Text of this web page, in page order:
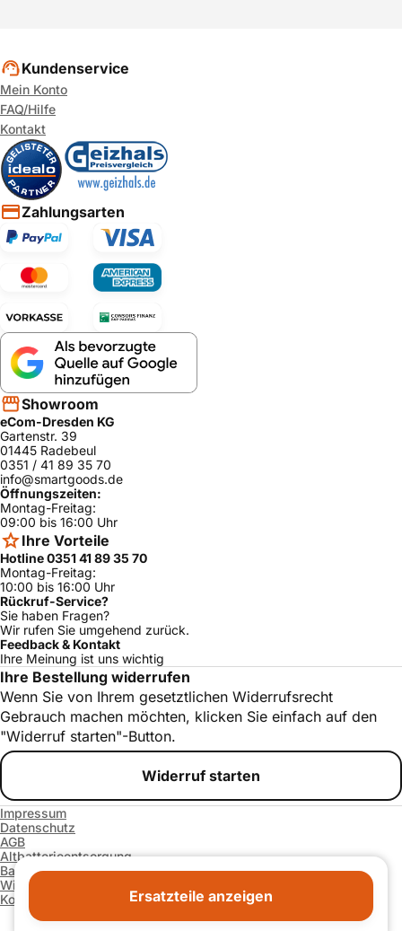
Ersatzteile anzeigen
Kundenservice
Mein Konto
FAQ/Hilfe
Kontakt
Zahlungsarten
Showroom
eCom-Dresden KG
Gartenstr. 39
01445 Radebeul
0351 / 41 89 35 70
info@smartgoods.de
Öffnungszeiten:
Montag-Freitag:
09:00 bis 16:00 Uhr
Ihre Vorteile
Hotline 0351 41 89 35 70
Montag-Freitag:
10:00 bis 16:00 Uhr
Rückruf-Service?
Sie haben Fragen?
Wir rufen Sie umgehend zurück.
Feedback & Kontakt
Ihre Meinung ist uns wichtig
Ihre Bestellung widerrufen
Wenn Sie von Ihrem gesetztlichen Widerrufsrecht
Gebrauch machen möchten, klicken Sie einfach auf den
"Widerruf starten"-Button.
Widerruf starten
Impressum
Datenschutz
AGB
Altbatterieentsorgung
Barrierefreiheitserklärung
Widerrufsrecht und -formular
Kontakt